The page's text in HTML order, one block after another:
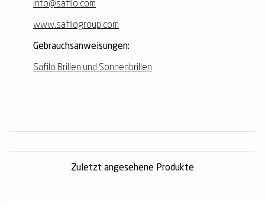
info@safilo.com
www.safilogroup.com
Gebrauchsanweisungen:
Safilo Brillen und Sonnenbrillen
Zuletzt angesehene Produkte